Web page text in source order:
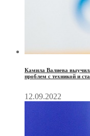
Камила Валиева
проблем с техникой и
12.09.2022